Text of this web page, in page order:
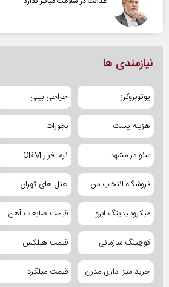
نیازمندی ها
یوتوبروکرز جراحی بینی
هزینه پست بخورات
سئو در مشهد نرم افزار CRM
فروشگاه انتخاب من هتل های تهران
میکروبلیدینگ ابرو قیمت ضایعات آهن
کوچینگ سازمانی قیمت هبلکس
خرید میز اداری مدرن قیمت میلگرد